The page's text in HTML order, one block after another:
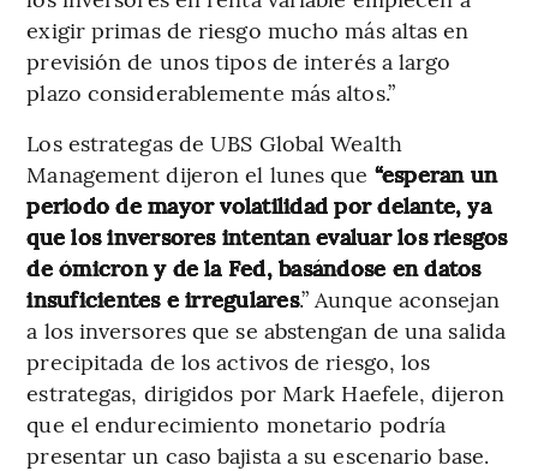
exigir primas de riesgo mucho más altas en
previsión de unos tipos de interés a largo
plazo considerablemente más altos.”
Los estrategas de UBS Global Wealth
Management dijeron el lunes que “esperan un
periodo de mayor volatilidad por delante, ya
que los inversores intentan evaluar los riesgos
de ómicron y de la Fed, basándose en datos
insuficientes e irregulares.” Aunque aconsejan
a los inversores que se abstengan de una salida
precipitada de los activos de riesgo, los
estrategas, dirigidos por Mark Haefele, dijeron
que el endurecimiento monetario podría
presentar un caso bajista a su escenario base.